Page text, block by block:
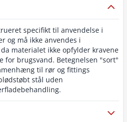
specifikt til anvendelse i
og må ikke anvendes i
materialet ikke opfylder kravene
for brugsvand. Betegnelsen "sort"
til rør og fittings
stål uden